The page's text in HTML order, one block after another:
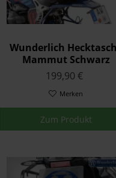
Wunderlich
Mammut Schwarz
199,90 €
Merken
Zum Produkt